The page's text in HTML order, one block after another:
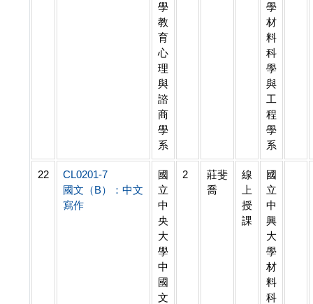
學
教
育
心
理
與
諮
商
學
系
學
材
料
科
學
與
工
程
學
系
22
CL0201-7
國文（B）：中文
寫作
國
立
中
央
大
學
中
國
文
2
莊斐
喬
線
上
授
課
國
立
中
興
大
學
材
料
科